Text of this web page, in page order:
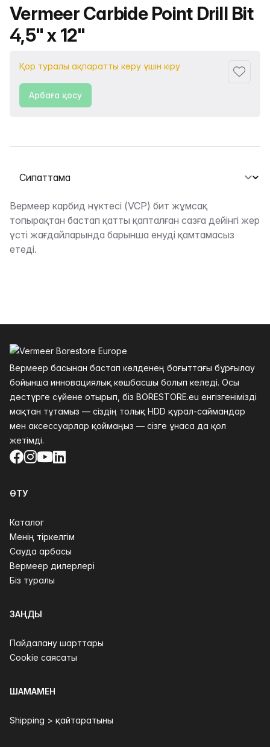
Өнімнің атауы
Vermeer Carbide Point Drill Bit
4,5" х 12"
Қор туралы ақпаратты көру үшін кіру
Арбаға қосу
Қойындыны таңдау
Сипаттама
Вермеер карбид нүктесі (VCP) бит жұмсақ
топырақтан бастап қатты қапталған сазға дейінгі жер
үсті жағдайларында барынша енуді қамтамасыз
етеді.
Вермеер басынан бастап көлденең бағыттағы бұрғылау
бойынша инновациялық көшбасшы болып келеді. Осы
дәстүрге сүйене отырып, біз BORESTORE.eu енгізгенімізді
мақтан тұтамыз — сіздің толық HDD құрал-саймандар
мен аксессуарлар қоймаңыз — сізге ұнаса да қол
жетімді.
Facebook
Instagram
YouTube
LinkedIn
ӨТУ
Каталог
Менің тіркелгім
Сауда арбасы
Вермеер дилерлері
Біз туралы
ЗАҢДЫ
Пайдалану шарттары
Cookie саясаты
ШАМАМЕН
Shipping > қайтаратыны